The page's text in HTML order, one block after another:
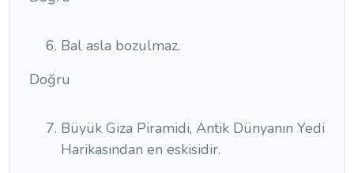
Bal asla bozulmaz.
Doğru
Büyük Giza Piramidi, Antik Dünyanın Yedi
Harikasından en eskisidir.